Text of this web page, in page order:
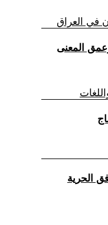
في العراق
المعنى